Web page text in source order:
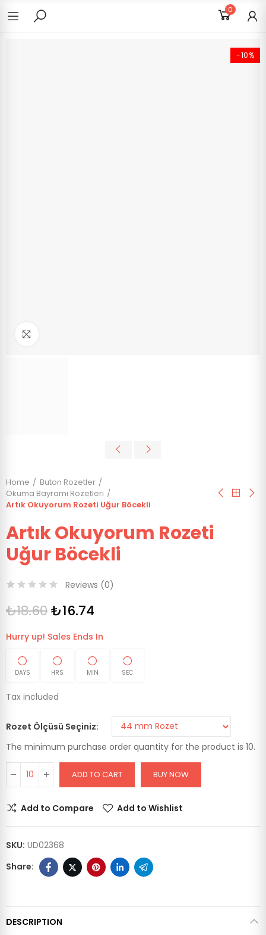
0
-10%
Home
Buton Rozetler
Okuma Bayramı Rozetleri
Artık Okuyorum Rozeti Uğur Böcekli
Artık Okuyorum Rozeti
Uğur Böcekli
Reviews (0)
₺18.60₺16.74
Hurry up! Sales Ends In
DAYS HRS MIN SEC
Tax included
Rozet Ölçüsü Seçiniz
The minimum purchase order quantity for the product is 10.
ADD TO CART BUY NOW
Add to Compare Add to Wishlist
SKU: UD02368
DESCRIPTION